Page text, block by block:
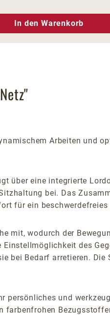
um
In den Warenkorb
Arbeiten und
über eine integrierte
bei. Das
für ein beschwerdefreies
mit, wodurch der
des
bei Bedarf arretieren.
persönliches und
farbenfrohen